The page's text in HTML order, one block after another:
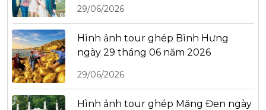
29/06/2026
Hình ảnh tour ghép Bình Hưng
ngày 29 tháng 06 năm 2026
29/06/2026
Hình ảnh tour ghép Măng Đen ngày